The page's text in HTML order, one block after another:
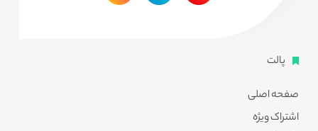
پالت
صفحه اصلی
اشتراک ویژه